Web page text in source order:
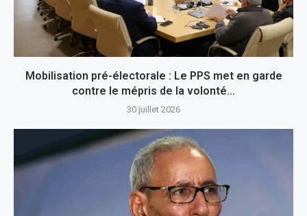
Mobilisation pré-électorale : Le PPS met en garde
contre le mépris de la volonté...
30 juillet 2026